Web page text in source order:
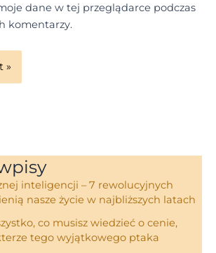
dane w tej przeglądarce podczas
komentarzy.
inteligencji – 7 rewolucyjnych
nasze życie w najbliższych latach
co musisz wiedzieć o cenie,
tego wyjątkowego ptaka